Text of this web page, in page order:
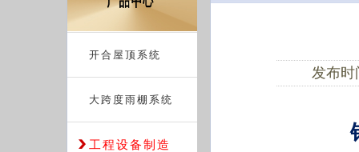
开合屋顶系统
大跨度雨棚系统
工程设备制造
发布时